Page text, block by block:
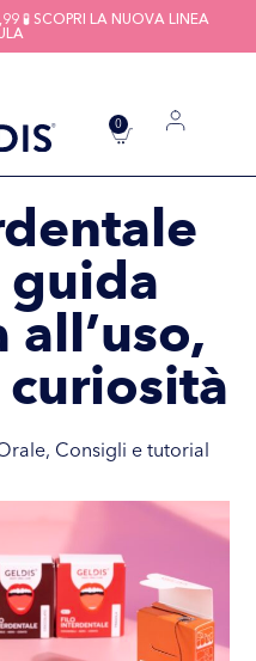
🧪 SCOPRI LA NUOVA LINEA
0
guida
, Consigli e tutorial